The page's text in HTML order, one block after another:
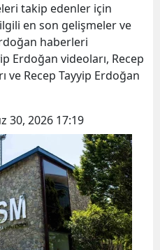
takip edenler için
en son gelişmeler ve
haberleri
Erdoğan videoları, Recep
ve Recep Tayyip Erdoğan
30, 2026 17:19